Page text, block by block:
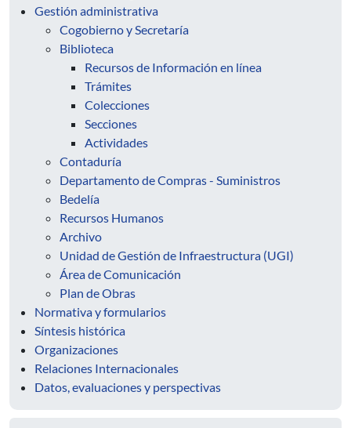
Gestión administrativa
Cogobierno y Secretaría
Biblioteca
Recursos de Información en línea
Trámites
Colecciones
Secciones
Actividades
Contaduría
Departamento de Compras - Suministros
Bedelía
Recursos Humanos
Archivo
Unidad de Gestión de Infraestructura (UGI)
Área de Comunicación
Plan de Obras
Normativa y formularios
Síntesis histórica
Organizaciones
Relaciones Internacionales
Datos, evaluaciones y perspectivas